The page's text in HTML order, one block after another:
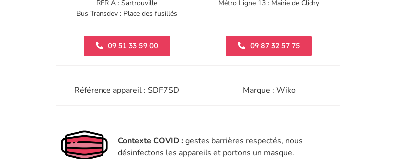
RER A : Sartrouville
Bus Transdev : Place des fusillés
09 51 33 59 00
Métro Ligne 13 : Mairie de Clichy
09 87 32 57 75
Référence appareil : SDF7SD Marque : Wiko
Contexte COVID :gestes barrières respectés, nous
désinfectons les appareils et portons un masque.